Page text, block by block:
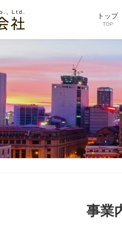
トップ
TOP
事業